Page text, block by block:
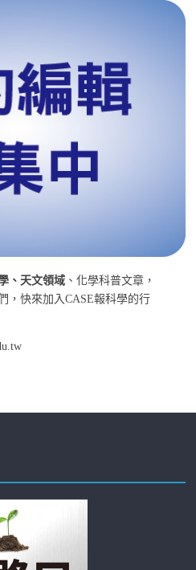
、天文領域 、化學科普文章，
，快來加入CASE報科學的行